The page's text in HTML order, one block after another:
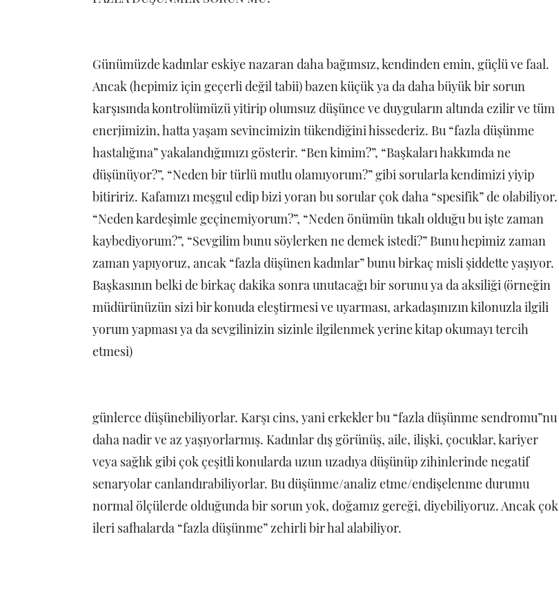
Günümüzde kadınlar eskiye nazaran daha bağımsız, kendinden emin, güçlü ve faal.
Ancak (hepimiz için geçerli değil tabii) bazen küçük ya da daha büyük bir sorun
karşısında kontrolümüzü yitirip olumsuz düşünce ve duyguların altında ezilir ve tüm
enerjimizin, hatta yaşam sevincimizin tükendiğini hissederiz. Bu “fazla düşünme
hastalığına” yakalandığımızı gösterir. “Ben kimim?”, “Başkaları hakkımda ne
düşünüyor?”, “Neden bir türlü mutlu olamıyorum?” gibi sorularla kendimizi yiyip
bitiririz. Kafamızı meşgul edip bizi yoran bu sorular çok daha “spesifik” de olabiliyor.
“Neden kardeşimle geçinemiyorum?”, “Neden önümün tıkalı olduğu bu işte zaman
kaybediyorum?”, “Sevgilim bunu söylerken ne demek istedi?” Bunu hepimiz zaman
zaman yapıyoruz, ancak “fazla düşünen kadınlar” bunu birkaç misli şiddette yaşıyor.
Başkasının belki de birkaç dakika sonra unutacağı bir sorunu ya da aksiliği (örneğin
müdürünüzün sizi bir konuda eleştirmesi ve uyarması, arkadaşınızın kilonuzla ilgili
yorum yapması ya da sevgilinizin sizinle ilgilenmek yerine kitap okumayı tercih
etmesi)
günlerce düşünebiliyorlar. Karşı cins, yani erkekler bu “fazla düşünme sendromu”nu
daha nadir ve az yaşıyorlarmış. Kadınlar dış görünüş, aile, ilişki, çocuklar, kariyer
veya sağlık gibi çok çeşitli konularda uzun uzadıya düşünüp zihinlerinde negatif
senaryolar canlandırabiliyorlar. Bu düşünme/analiz etme/endişelenme durumu
normal ölçülerde olduğunda bir sorun yok, doğamız gereği, diyebiliyoruz. Ancak çok
ileri safhalarda “fazla düşünme” zehirli bir hal alabiliyor.